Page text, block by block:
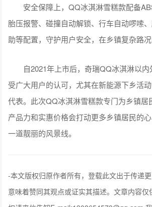
安全保障上，QQ冰淇淋雪糕款配备
胎压报警、碰撞自动解锁、行车自动啰嗦
助等配置，守护用户安全，在乡镇复杂路况
自2021年上市后，奇瑞QQ冰淇淋以内
受广大用户的认可，尤其在新能源下乡活
代表。此次QQ冰淇淋雪糕款专门为乡镇居
产品力和实惠价格会打动更多乡镇居民的
一道靓丽的风景线。
-本文版权归原作者所有，登载此文出于传递
意味着赞同其观点或证实其描述。文章内容仅